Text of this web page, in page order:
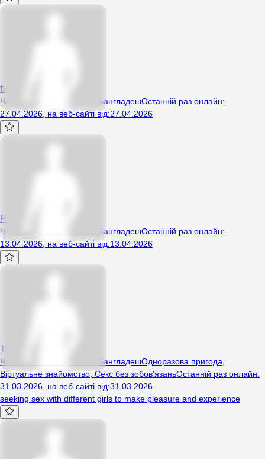
fx77
Чоловік, 24 років, Dhaka, БангладешОстанній раз онлайн:
27.04.2026, на веб-сайті від:27.04.2026
Princess6
Чоловік, 27 років, Dhaka, БангладешОстанній раз онлайн:
13.04.2026 на веб-сайті від:13.04.2026
Takachoda
Чоловік, 33 років, Dhaka, БангладешОдноразова пригода
Віртуальне знайомство Секс без зобов'язаньОстанній раз онлайн:
31.03.2026 на веб-сайті від:31.03.2026
seeking sex with different girls to make pleasure and experience